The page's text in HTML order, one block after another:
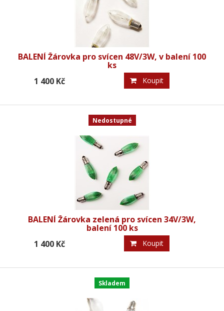
BALENÍ Žárovka pro svícen 48V/3W, v balení 100
ks
1 400 Kč Koupit
BALENÍ Žárovka zelená pro svícen 34V/3W,
balení 100 ks
Nedostupné
1 400 Kč Koupit
Skladem